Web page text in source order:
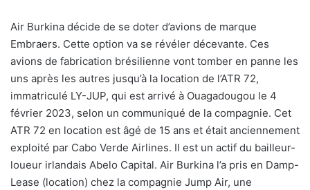
Air Burkina décide de se doter d’avions de marque
Embraers. Cette option va se révéler décevante. Ces
avions de fabrication brésilienne vont tomber en panne les
uns après les autres jusqu’à la location de l’ATR 72,
immatriculé LY-JUP, qui est arrivé à Ouagadougou le 4
février 2023, selon un communiqué de la compagnie. Cet
ATR 72 en location est âgé de 15 ans et était anciennement
exploité par Cabo Verde Airlines. Il est un actif du bailleur-
loueur irlandais Abelo Capital. Air Burkina l’a pris en Damp-
Lease (location) chez la compagnie Jump Air, une